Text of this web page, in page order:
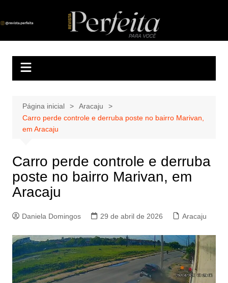
Revista Perfeita
A melhor revista eletrônica do interior de Sergipe
Página inicial
Aracaju
Carro perde controle e derruba poste no bairro Marivan,
em Aracaju
Carro perde controle e derruba
poste no bairro Marivan, em
Aracaju
Daniela Domingos 29 de abril de 2026 Aracaju